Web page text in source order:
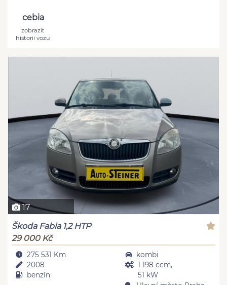
cebia
zobrazit
historii vozu
17
Škoda Fabia 1,2 HTP
29 000 Kč
275 531 Km
2008
benzín
kombi
1 198 ccm,
51 kW